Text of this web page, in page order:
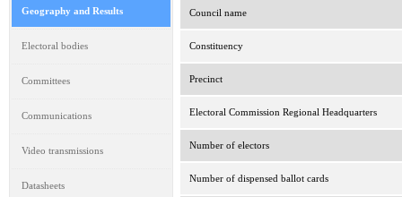
Geography and Results
Electoral bodies
Committees
Communications
Video transmissions
Datasheets
Council name
Constituency
Precinct
Electoral Commission Regional Headquarters
Number of electors
Number of dispensed ballot cards